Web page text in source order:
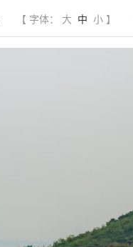
【 字体： 大 中 小】